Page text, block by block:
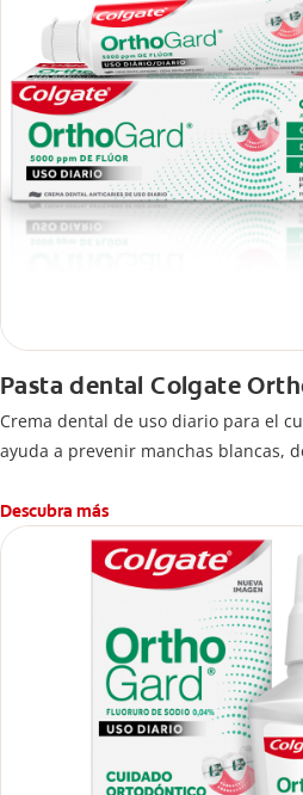
Pasta dental Colgate
Crema dental de uso diario para el
ayuda a prevenir manchas blancas,
Descubra más